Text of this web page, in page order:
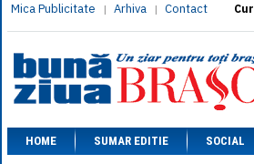
Mica Publicitate | Arhiva | Contact
HOME SUMAR EDITIE SOCIAL